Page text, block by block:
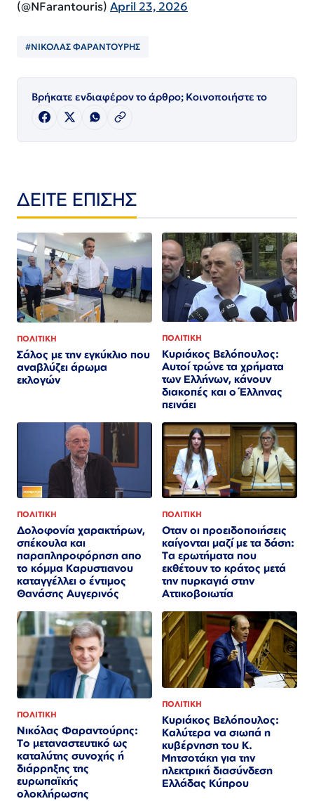
(@NFarantouris) April 23, 2026
#ΝΙΚΟΛΑΣ ΦΑΡΑΝΤΟΥΡΗΣ
Βρήκατε ενδιαφέρον το άρθρο; Κοινοποιήστε το
ΔΕΙΤΕ ΕΠΙΣΗΣ
ΠΟΛΙΤΙΚΗ
Σάλος με την εγκύκλιο που
αναβλύζει άρωμα
εκλογών
ΠΟΛΙΤΙΚΗ
Κυριάκος Βελόπουλος:
Αυτοί τρώνε τα χρήματα
των Ελλήνων, κάνουν
διακοπές και ο Έλληνας
πεινάει
ΠΟΛΙΤΙΚΗ
Δολοφονία χαρακτήρων,
σπέκουλα και
παραπληροφόρηση απο
το κόμμα Καρυστιανου
καταγγέλλει ο έντιμος
Θανάσης Αυγερινός
ΠΟΛΙΤΙΚΗ
Οταν οι προειδοποιήσεις
καίγονται μαζί με τα δάση:
Τα ερωτήματα που
εκθέτουν το κράτος μετά
την πυρκαγιά στην
Αττικοβοιωτία
ΠΟΛΙΤΙΚΗ
Νικόλας Φαραντούρης:
Το μεταναστευτικό ως
καταλύτης συνοχής ή
διάρρηξης της
ευρωπαϊκής
ολοκλήρωσης
ΠΟΛΙΤΙΚΗ
Κυριάκος Βελόπουλος:
Καλύτερα να σιωπά η
κυβέρνηση του Κ.
Μητσοτάκη για την
ηλεκτρική διασύνδεση
Ελλάδας Κύπρου